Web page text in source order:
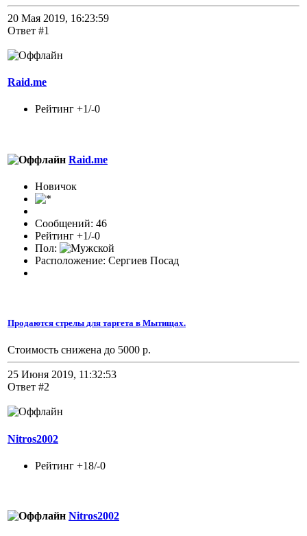
20 Мая 2019, 16:23:59
Ответ #1
Raid.me
Рейтинг +1/-0
Raid.me
Новичок
Сообщений: 46
Рейтинг +1/-0
Пол:
Расположение: Сергиев Посад
Продаются стрелы для таргета в Мытищах.
Стоимость снижена до 5000 р.
25 Июня 2019, 11:32:53
Ответ #2
Nitros2002
Рейтинг +18/-0
Nitros2002